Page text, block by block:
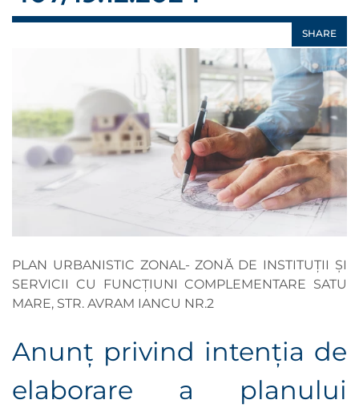
SHARE
PLAN URBANISTIC ZONAL- ZONĂ DE INSTITUȚII ȘI
SERVICII CU FUNCȚIUNI COMPLEMENTARE SATU
MARE, STR. AVRAM IANCU NR.2
Anunţ privind intenţia de
elaborare a planului